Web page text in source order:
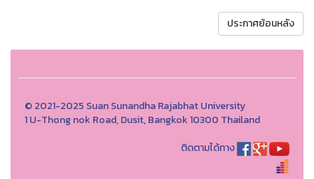
ประกาศย้อนหลัง
© 2021-2025 Suan Sunandha Rajabhat University
1 U-Thong nok Road, Dusit, Bangkok 10300 Thailand
ติดตามได้ทาง